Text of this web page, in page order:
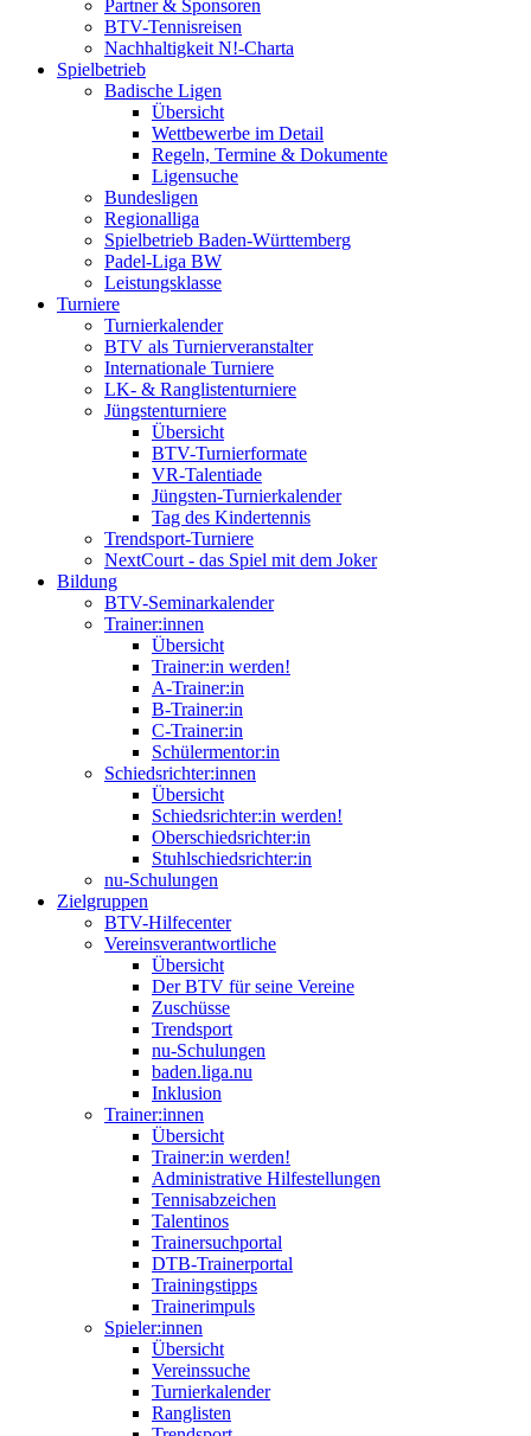
Partner & Sponsoren
BTV-Tennisreisen
Nachhaltigkeit N!-Charta
Spielbetrieb
Badische Ligen
Übersicht
Wettbewerbe im Detail
Regeln, Termine & Dokumente
Ligensuche
Bundesligen
Regionalliga
Spielbetrieb Baden-Württemberg
Padel-Liga BW
Leistungsklasse
Turniere
Turnierkalender
BTV als Turnierveranstalter
Internationale Turniere
LK- & Ranglistenturniere
Jüngstenturniere
Übersicht
BTV-Turnierformate
VR-Talentiade
Jüngsten-Turnierkalender
Tag des Kindertennis
Trendsport-Turniere
NextCourt - das Spiel mit dem Joker
Bildung
BTV-Seminarkalender
Trainer:innen
Übersicht
Trainer:in werden!
A-Trainer:in
B-Trainer:in
C-Trainer:in
Schülermentor:in
Schiedsrichter:innen
Übersicht
Schiedsrichter:in werden!
Oberschiedsrichter:in
Stuhlschiedsrichter:in
nu-Schulungen
Zielgruppen
BTV-Hilfecenter
Vereinsverantwortliche
Übersicht
Der BTV für seine Vereine
Zuschüsse
Trendsport
nu-Schulungen
baden.liga.nu
Inklusion
Trainer:innen
Übersicht
Trainer:in werden!
Administrative Hilfestellungen
Tennisabzeichen
Talentinos
Trainersuchportal
DTB-Trainerportal
Trainingstipps
Trainerimpuls
Spieler:innen
Übersicht
Vereinssuche
Turnierkalender
Ranglisten